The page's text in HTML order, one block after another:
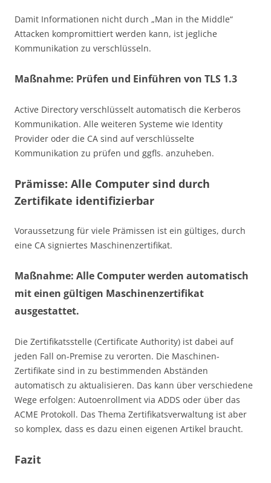
Damit Informationen nicht durch „Man in the Middle“
Attacken kompromittiert werden kann, ist jegliche
Kommunikation zu verschlüsseln.
Maßnahme: Prüfen und Einführen von TLS 1.3
Active Directory verschlüsselt automatisch die Kerberos
Kommunikation. Alle weiteren Systeme wie Identity
Provider oder die CA sind auf verschlüsselte
Kommunikation zu prüfen und ggfls. anzuheben.
Prämisse: Alle Computer sind durch
Zertifikate identifizierbar
Voraussetzung für viele Prämissen ist ein gültiges, durch
eine CA signiertes Maschinenzertifikat.
Maßnahme: Alle Computer werden automatisch
mit einen gültigen Maschinenzertifikat
ausgestattet.
Die Zertifikatsstelle (Certificate Authority) ist dabei auf
jeden Fall on-Premise zu verorten. Die Maschinen-
Zertifikate sind in zu bestimmenden Abständen
automatisch zu aktualisieren. Das kann über verschiedene
Wege erfolgen: Autoenrollment via ADDS oder über das
ACME Protokoll. Das Thema Zertifikatsverwaltung ist aber
so komplex, dass es dazu einen eigenen Artikel braucht.
Fazit